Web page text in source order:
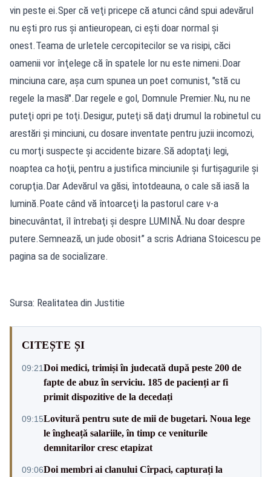
vin peste ei.Sper că veţi pricepe că atunci când spui adevărul
nu eşti pro rus şi antieuropean, ci eşti doar normal şi
onest.Teama de urletele cercopitecilor se va risipi, căci
oamenii vor înţelege că în spatele lor nu este nimeni.Doar
minciuna care, aşa cum spunea un poet comunist, "stă cu
regele la masă".Dar regele e gol, Domnule Premier.Nu, nu ne
puteţi opri pe toţi.Desigur, puteţi să daţi drumul la robinetul cu
arestări şi minciuni, cu dosare inventate pentru juzii incomozi,
cu morţi suspecte şi accidente bizare.Să adoptaţi legi,
noaptea ca hoţii, pentru a justifica minciunile şi furtişagurile şi
corupţia.Dar Adevărul va găsi, întotdeauna, o cale să iasă la
lumină.Poate când vă întoarceţi la pastorul care v-a
binecuvântat, îl întrebaţi şi despre LUMINĂ.Nu doar despre
putere.Semnează, un jude obosit” a scris Adriana Stoicescu pe
pagina sa de socializare.
Sursa: Realitatea din Justitie
CITEȘTE ȘI
09:21Doi medici, trimiși în judecată după peste 200 de
fapte de abuz în serviciu. 185 de pacienți ar fi
primit dispozitive de la decedați
09:15Lovitură pentru sute de mii de bugetari. Noua lege
le îngheață salariile, în timp ce veniturile
demnitarilor cresc etapizat
09:06Doi membri ai clanului Cîrpaci, capturați la